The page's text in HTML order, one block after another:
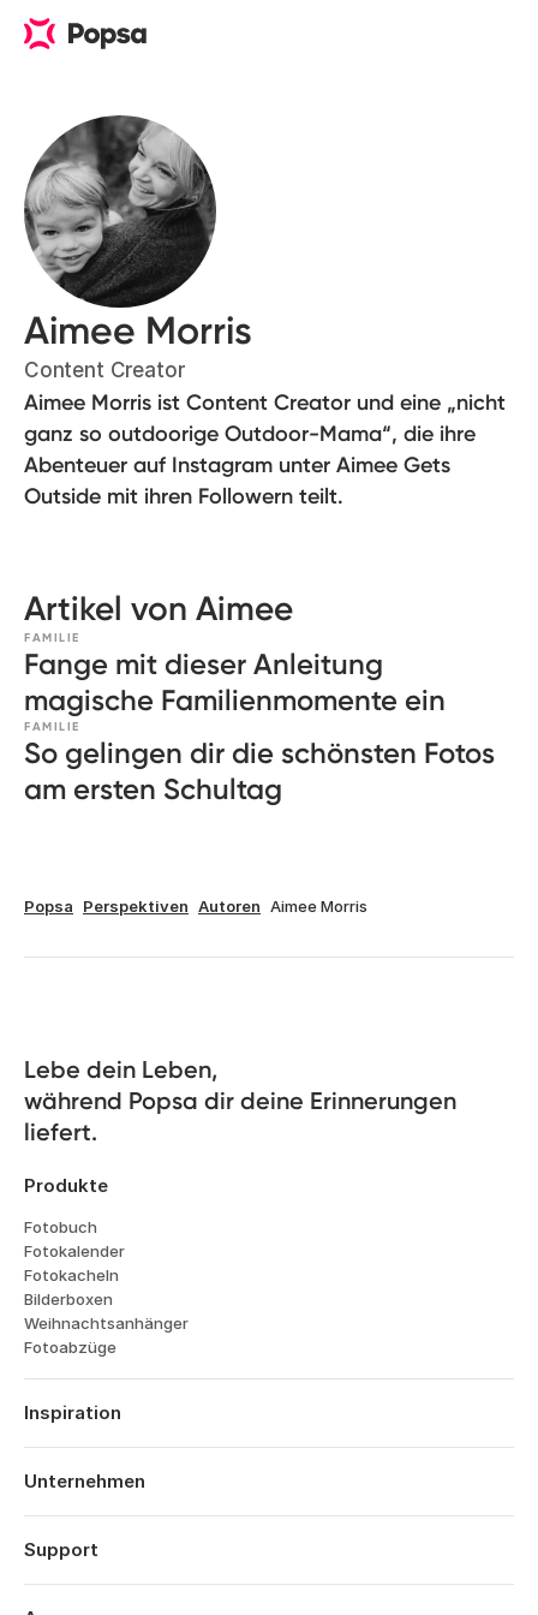
Aimee Morris
Content Creator
Aimee Morris ist Content Creator und eine „nicht
ganz so outdoorige Outdoor-Mama“, die ihre
Abenteuer auf Instagram unter Aimee Gets
Outside mit ihren Followern teilt.
Artikel von Aimee
FAMILIE
Fange mit dieser Anleitung
magische Familienmomente ein
FAMILIE
So gelingen dir die schönsten Fotos
am ersten Schultag
Popsa Perspektiven Autoren Aimee Morris
Lebe dein Leben,
während Popsa dir deine Erinnerungen
liefert.
Produkte
Fotobuch
Fotokalender
Fotokacheln
Bilderboxen
Weihnachtsanhänger
Fotoabzüge
Inspiration
Reisen
Hochzeiten
Jahrestage
Unternehmen
Über Popsa
Funktionen
Support
Anmelden